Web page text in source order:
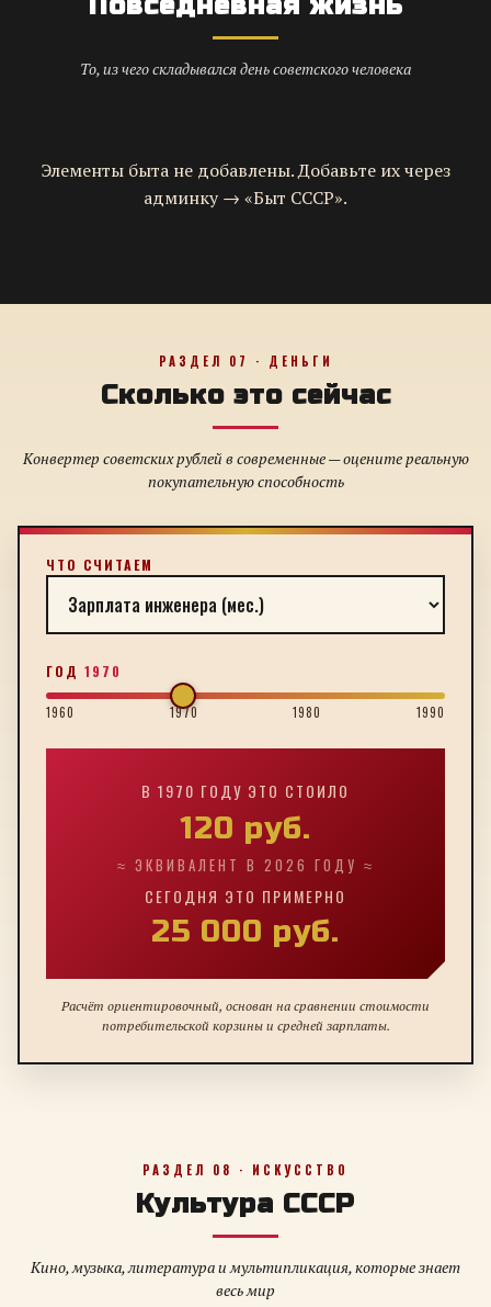
То, из чего складывался день советского человека
Элементы быта не добавлены. Добавьте их через
админку → «Быт СССР».
РАЗДЕЛ 07 · ДЕНЬГИ
Сколько это сейчас
Конвертер советских рублей в современные — оцените реальную
покупательную способность
ЧТО СЧИТАЕМ
ГОД 1970
1960 1970 1980 1990
В 1970 ГОДУ ЭТО СТОИЛО
120 руб.
≈ ЭКВИВАЛЕНТ В 2026 ГОДУ ≈
СЕГОДНЯ ЭТО ПРИМЕРНО
25 000 руб.
Расчёт ориентировочный, основан на сравнении стоимости
потребительской корзины и средней зарплаты.
РАЗДЕЛ 08 · ИСКУССТВО
Культура СССР
Кино, музыка, литература и мультипликация, которые знает
весь мир